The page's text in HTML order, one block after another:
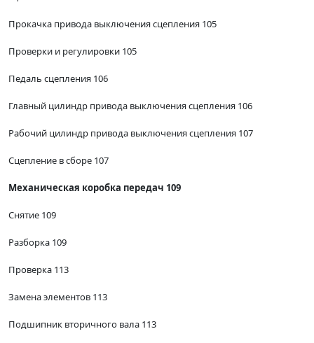
Прокачка привода выключения сцепления 105
Проверки и регулировки 105
Педаль сцепления 106
Главный цилиндр привода выключения сцепления 106
Рабочий цилиндр привода выключения сцепления 107
Сцепление в сборе 107
Механическая коробка передач 109
Снятие 109
Разборка 109
Проверка 113
Замена элементов 113
Подшипник вторичного вала 113